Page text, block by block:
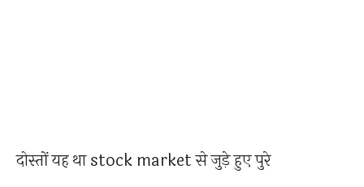
दोस्तों यह था stock market से जुड़े हुए पुरे